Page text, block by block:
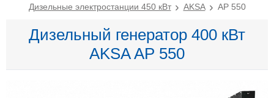
Дизельные электростанции 450 кВт
AKSA AP 550
Дизельный генератор 400 кВт
AKSA AP 550